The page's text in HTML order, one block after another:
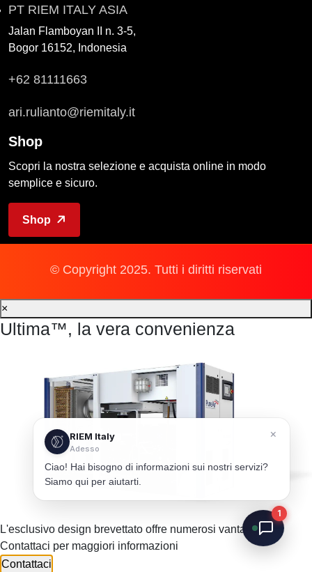
PT RIEM ITALY ASIA
Jalan Flamboyan II n. 3-5,
Bogor 16152, Indonesia
+62 81111663
ari.rulianto@riemitaly.it
Shop
Scopri la nostra selezione e acquista online in modo
semplice e sicuro.
Shop
© Copyright 2025. Tutti i diritti riservati
1
×
RIEM Italy
Adesso
Ciao! Hai bisogno di informazioni sui nostri servizi?
Siamo qui per aiutarti.
×
Ultima™, la vera convenienza
L'esclusivo design brevettato offre numerosi vantaggi.
Contattaci per maggiori informazioni
Contattaci